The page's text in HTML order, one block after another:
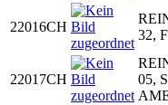
22016CH
32,
22017CH
05,